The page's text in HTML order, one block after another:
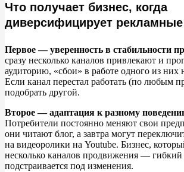
Что получает бизнес, когда
диверсифицирует
Первое —уверенность в стабильности
сразу несколько каналов привлекают и
аудиторию, «сбои» в работе одного из них
Если канал перестал работать (по любым
подобрать другой.
Второе —адаптация к разному
Потребители постоянно меняют свои
они читают блог, а завтра могут
на видеоролики на Youtube. Бизнес,
несколько каналов продвижения — гибкий
подстраивается под изменения.